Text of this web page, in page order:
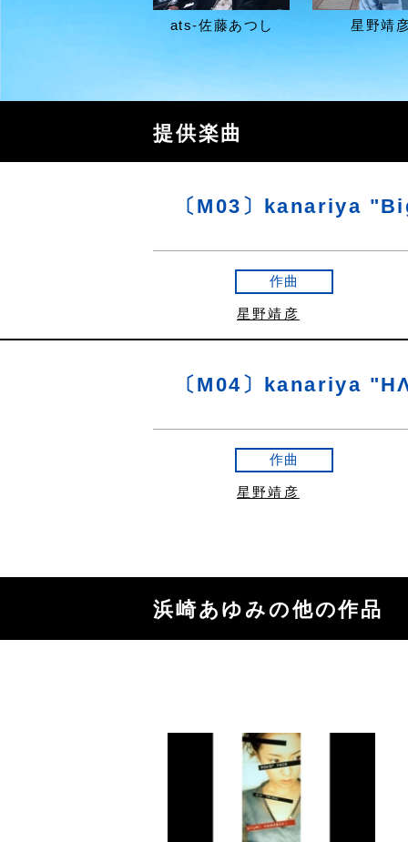
ats-佐藤あつし 星野靖
提供楽曲
〔M03〕kanariya
作曲
星野靖彦
〔M04〕kanariya
作曲
星野靖彦
浜崎あゆみの他の作品